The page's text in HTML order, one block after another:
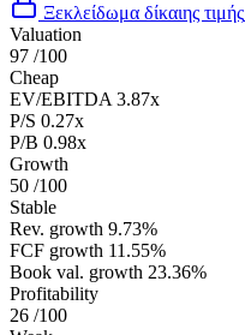
Ξεκλείδωμα δίκαιης τιμής
Valuation
97 /100
Cheap
EV/EBITDA 3.87x
P/S 0.27x
P/B 0.98x
Growth
50 /100
Stable
Rev. growth 9.73%
FCF growth 11.55%
Book val. growth 23.36%
Profitability
26 /100